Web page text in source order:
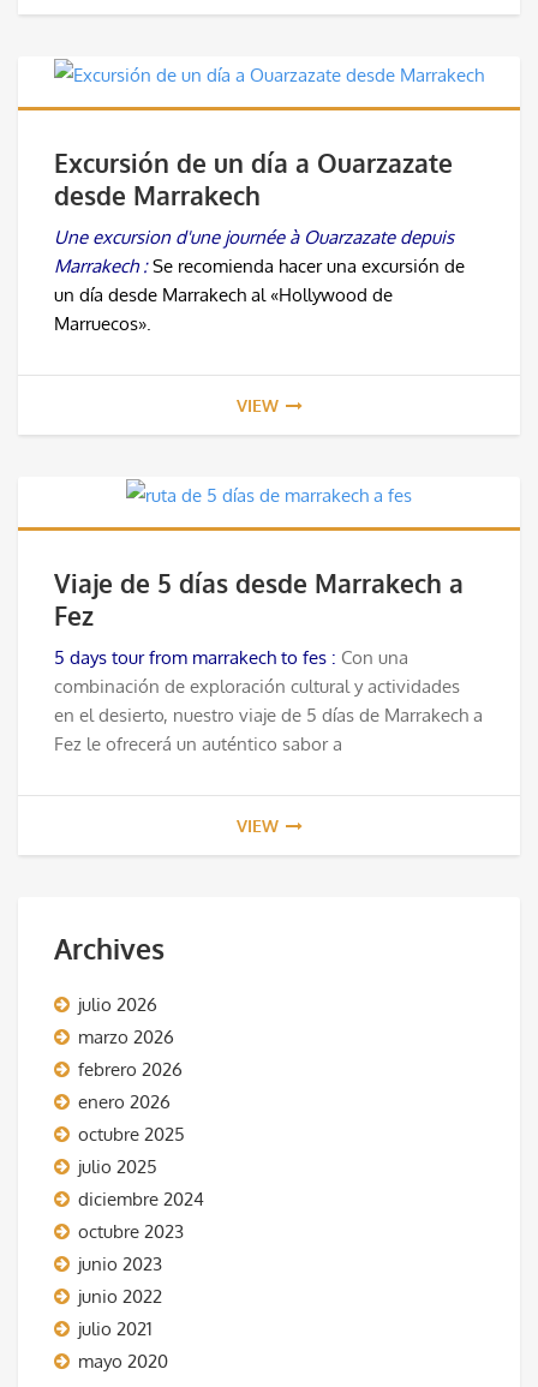
Excursión de un día a Ouarzazate
desde Marrakech
Une excursion d'une journée à Ouarzazate depuis
Marrakech :Se recomienda hacer una excursión de
un día desde Marrakech al «Hollywood de
Marruecos».
VIEW
Viaje de 5 días desde Marrakech a
Fez
5 days tour from marrakech to fes : Con una
combinación de exploración cultural y actividades
en el desierto, nuestro viaje de 5 días de Marrakech a
Fez le ofrecerá un auténtico sabor a
VIEW
Archives
julio 2026
marzo 2026
febrero 2026
enero 2026
octubre 2025
julio 2025
diciembre 2024
octubre 2023
junio 2023
junio 2022
julio 2021
mayo 2020